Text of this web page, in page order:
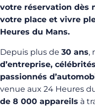
votre réservation dès
votre place et vivre
Heures du Mans.
Depuis plus de 30 ans,
d’entreprise,
passionnés
venue aux 24 Heures
de 8 000 appareils à